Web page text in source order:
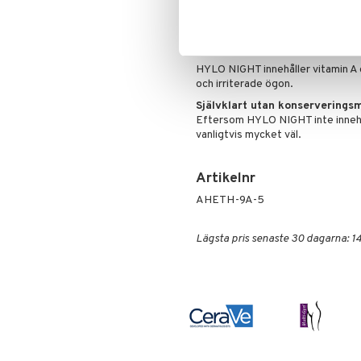
HYLO NIGHT innehåller vitamin
och irriterade ögon.
Självklart utan
Eftersom HYLO NIGHT inte
vanligtvis mycket väl.
Artikelnr
AHETH-9A-5
Lägsta pris senaste 30 dagarna: